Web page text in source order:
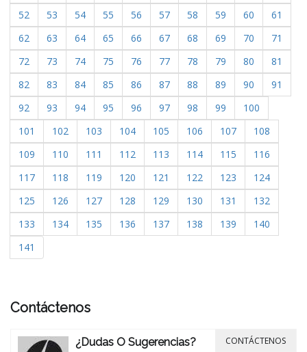
52
53 54 55 56 57 58 59 60
61
62
63 64 65 66 67 68 69 70
71
72
73 74 75 76 77 78 79 80
81
82
83 84 85 86 87 88 89 90
91
92
93 94 95 96 97 98 99
100
101
102 103 104 105 106 107
108
109
110 111 112 113 114 115
116
117
118 119 120 121 122 123
124
125
126 127 128 129 130 131
132
133
134 135 136 137 138 139
140
141
Contáctenos
¿Dudas O Sugerencias?
CONTÁCTENOS